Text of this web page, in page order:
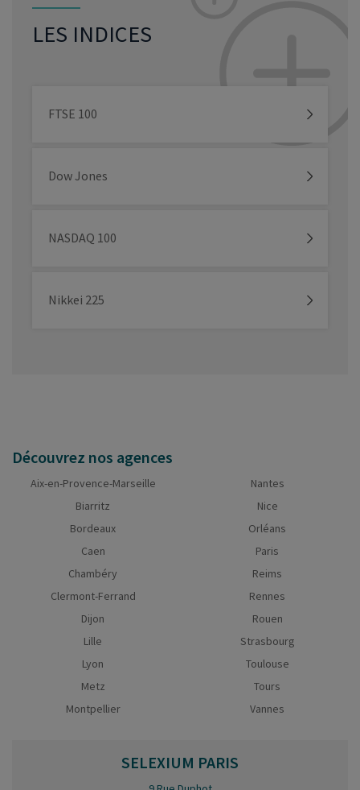
LES INDICES
FTSE 100
Dow Jones
NASDAQ 100
Nikkei 225
Découvrez nos agences
Aix-en-Provence-Marseille
Biarritz
Bordeaux
Caen
Chambéry
Clermont-Ferrand
Dijon
Lille
Lyon
Metz
Montpellier
Nantes
Nice
Orléans
Paris
Reims
Rennes
Rouen
Strasbourg
Toulouse
Tours
Vannes
SELEXIUM PARIS